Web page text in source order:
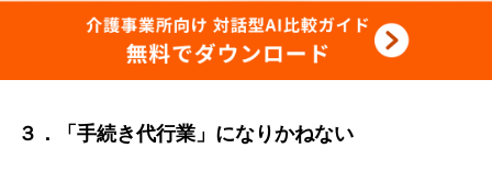
３．「手続き代行業」になりかねない